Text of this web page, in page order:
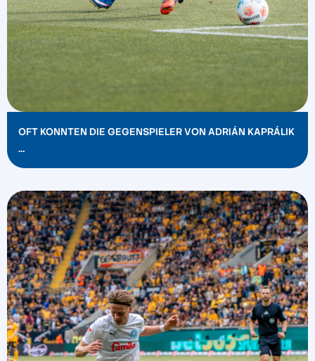
OFT KONNTEN DIE GEGENSPIELER VON ADRIÁN KAPRÁLIK
…